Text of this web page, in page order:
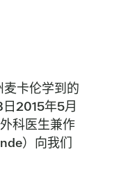
卡伦学到的
2015年5月
科医生兼作
）向我们